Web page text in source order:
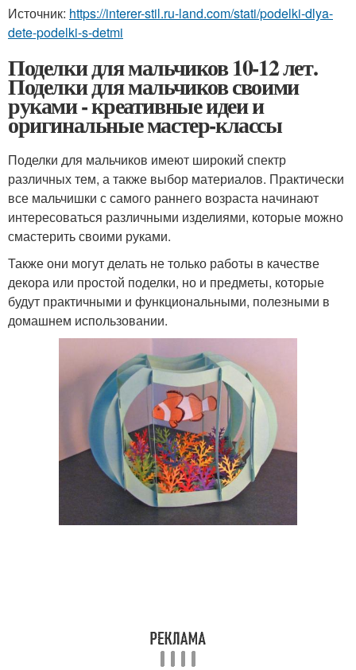
Источник: https://interer-stil.ru-land.com/stati/podelki-dlya-
dete-podelki-s-detmi
Поделки для мальчиков 10-12 лет.
Поделки для мальчиков своими
руками - креативные идеи и
оригинальные мастер-классы
Поделки для мальчиков имеют широкий спектр
различных тем, а также выбор материалов. Практически
все мальчишки с самого раннего возраста начинают
интересоваться различными изделиями, которые можно
смастерить своими руками.
Также они могут делать не только работы в качестве
декора или простой поделки, но и предметы, которые
будут практичными и функциональными, полезными в
домашнем использовании.